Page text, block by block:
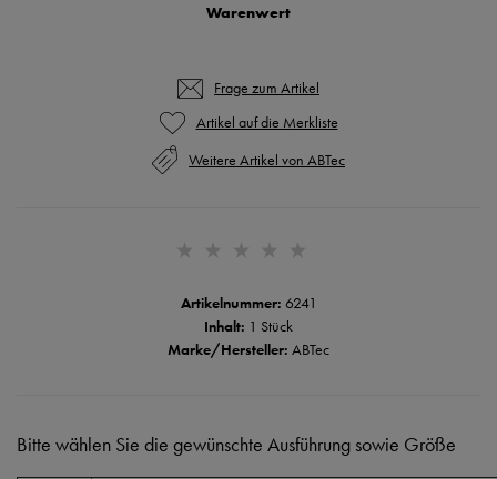
Artikelnummer: 6241
Inhalt: 1 Stück
Marke/Hersteller: ABTec
Warenwert
Frage zum Artikel
Weitere Artikel von ABTec
Bitte wählen Sie die gewünschte Ausführung sowie Größe